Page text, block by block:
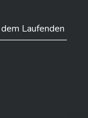
Laufenden
Play Store